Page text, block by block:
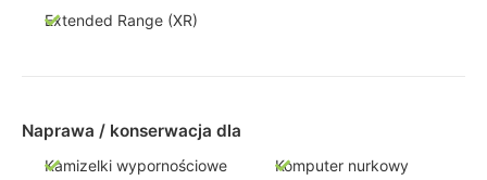
Extended Range (XR)
Naprawa / konserwacja dla
Kamizelki wypornościowe Komputer nurkowy